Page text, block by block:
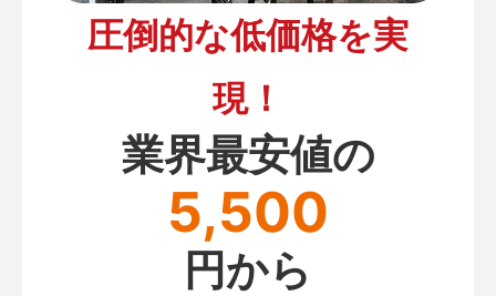
圧倒的な低価格を実
現！
業界最安値の
5,500
円から